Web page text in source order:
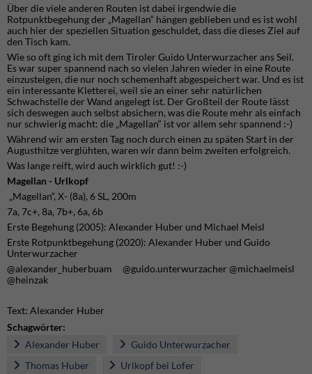
Über die viele anderen Routen ist dabei irgendwie die
Rotpunktbegehung der „Magellan“ hängen geblieben und es ist wohl
auch hier der speziellen Situation geschuldet, dass die dieses Ziel auf
den Tisch kam.
Wie so oft ging ich mit dem Tiroler Guido Unterwurzacher ans Seil.
Es war super spannend nach so vielen Jahren wieder in eine Route
einzusteigen, die nur noch schemenhaft abgespeichert war. Und es ist
ein interessante Kletterei, weil sie an einer sehr natürlichen
Schwachstelle der Wand angelegt ist. Der Großteil der Route lässt
sich deswegen auch selbst absichern, was die Route mehr als einfach
nur schwierig macht: die „Magellan“ ist vor allem sehr spannend :-)
Während wir am ersten Tag noch durch einen zu späten Start in der
Augusthitze verglühten, waren wir dann beim zweiten erfolgreich.
Was lange reift, wird auch wirklich gut! :-)
Magellan - Urlkopf
„Magellan“, X- (8a), 6 SL, 200m
7a, 7c+, 8a, 7b+, 6a, 6b
Erste Begehung (2005): Alexander Huber und Michael Meisl
Erste Rotpunktbegehung (2020): Alexander Huber und Guido
Unterwurzacher
@alexander_huberbuam @guido.unterwurzacher @michaelmeisl
@heinzak
Text: Alexander Huber
Schagwörter:
Alexander Huber
Guido Unterwurzacher
Thomas Huber
Urlkopf bei Lofer